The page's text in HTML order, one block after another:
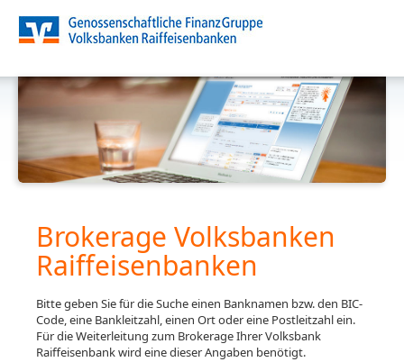
Brokerage Volksbanken
Raiffeisenbanken
Bitte geben Sie für die Suche einen Banknamen bzw. den BIC-
Code, eine Bankleitzahl, einen Ort oder eine Postleitzahl ein.
Für die Weiterleitung zum Brokerage Ihrer Volksbank
Raiffeisenbank wird eine dieser Angaben benötigt.